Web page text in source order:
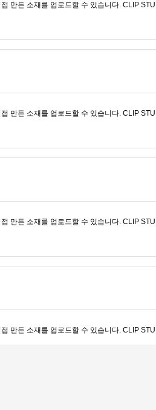
만든 소재를 업로드할 수 있습니다. CLIP
만든 소재를 업로드할 수 있습니다. CLIP
만든 소재를 업로드할 수 있습니다. CLIP
만든 소재를 업로드할 수 있습니다. CLIP